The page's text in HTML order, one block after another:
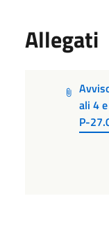
Allegati
ali 4
P-